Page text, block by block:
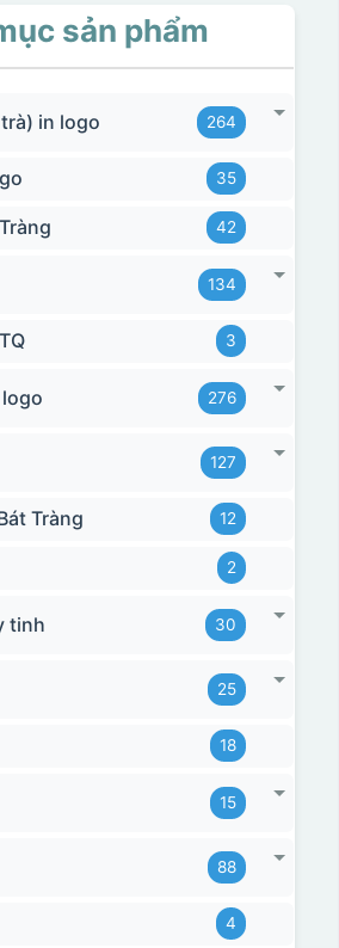
sản phẩm
in logo 264
35
42
134
3
276
127
Tràng 12
2
tinh 30
25
18
15
88
4